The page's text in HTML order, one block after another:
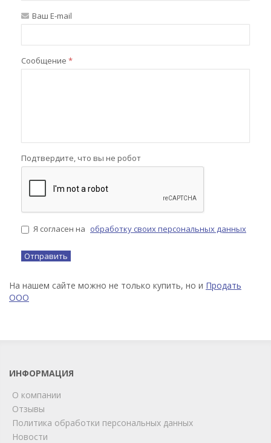
Ваш E-mail
Сообщение *
Подтвердите, что вы не робот
Я согласен на обработку своих персональных данных
На нашем сайте можно не только купить, но и Продать
ООО
ИНФОРМАЦИЯ
О компании
Отзывы
Политика обработки персональных данных
Новости